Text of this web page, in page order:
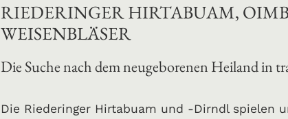
RIEDERINGER HIRTABUAM,
WEISENBLÄSER
Die Suche nach dem neugeborenen Heiland in
Die Riederinger Hirtabuam und -Dirndl spielen